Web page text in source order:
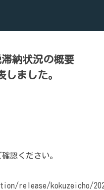
添う税務の専門家として
実施しております。お気
６年度租税滞納状況の概要
納状況の概要
しました。
認ください。
release/kokuzeicho/